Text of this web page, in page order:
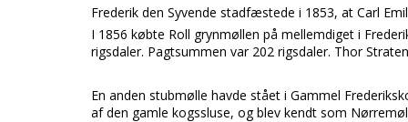
Frederik den Syvende stadfæstede i 1853, at Carl
I 1856 købte Roll grynmøllen på mellemdiget i
rigsdaler. Pagtsummen var 202 rigsdaler. Thor
En anden stubmølle havde stået i Gammel
af den gamle kogssluse, og blev kendt som